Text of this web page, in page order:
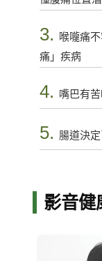
3.
喉嚨痛
痛」疾病
4. 嘴巴有
5. 腸道決
影音健